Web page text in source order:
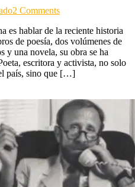
2 Commentson
Blandiana:
“Siempre
diré
lo
que
y
no
me
importa,
ni
me
asusta
que
es hablar de la reciente historia
de poesía, dos volúmenes de
y una novela, su obra se ha
escritora y activista, no solo
país, sino que […]